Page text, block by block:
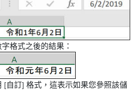
格式之後的結果：
[自訂] 格式，這表示如果您參照該儲